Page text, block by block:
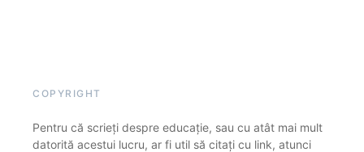
COPYRIGHT
Pentru că scrieți despre educație, sau cu atât mai mult
datorită acestui lucru, ar fi util să citați cu link, atunci